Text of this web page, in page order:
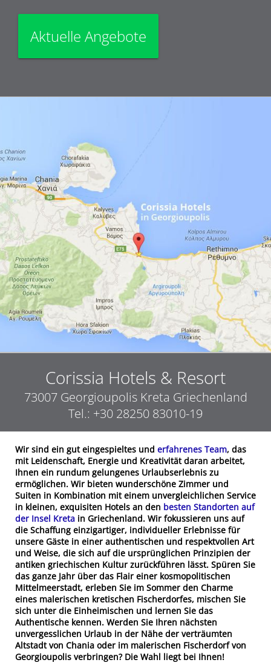
Aktuelle Angebote
Corissia Hotels & Resort
73007 Georgioupolis Kreta Griechenland
Tel.: +30 28250 83010-19
Wir sind ein gut eingespieltes und erfahrenes Team, das
mit Leidenschaft, Energie und Kreativität daran arbeitet,
Ihnen ein rundum gelungenes Urlaubserlebnis zu
ermöglichen. Wir bieten wunderschöne Zimmer und
Suiten in Kombination mit einem unvergleichlichen Service
in kleinen, exquisiten Hotels an den besten Standorten auf
der Insel Kreta in Griechenland. Wir fokussieren uns auf
die Schaffung einzigartiger, individueller Erlebnisse für
unsere Gäste in einer authentischen und respektvollen Art
und Weise, die sich auf die ursprünglichen Prinzipien der
antiken griechischen Kultur zurückführen lässt. Spüren Sie
das ganze Jahr über das Flair einer kosmopolitischen
Mittelmeerstadt, erleben Sie im Sommer den Charme
eines malerischen kretischen Fischerdorfes, mischen Sie
sich unter die Einheimischen und lernen Sie das
Authentische kennen. Werden Sie Ihren nächsten
unvergesslichen Urlaub in der Nähe der verträumten
Altstadt von Chania oder im malerischen Fischerdorf von
Georgioupolis verbringen? Die Wahl liegt bei Ihnen!